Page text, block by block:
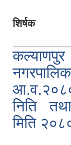
शिर्षक
कल्याणपुर
निति
मिति